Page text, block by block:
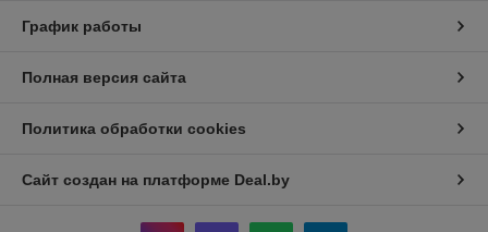
График работы
Полная версия сайта
Политика обработки cookies
Сайт создан на платформе Deal.by